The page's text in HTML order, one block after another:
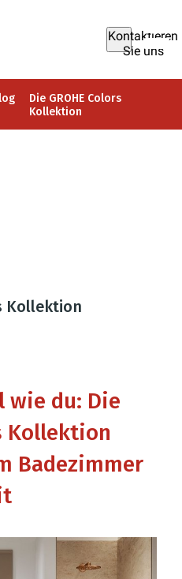
Kontaktieren
Sie uns
Die GROHE Colors
Kollektion
Kollektion
du: Die
Kollektion
Badezimmer